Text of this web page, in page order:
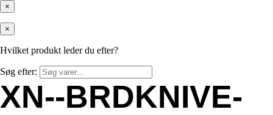
×
×
Hvilket produkt leder du efter?
Søg efter:
XN--BRDKNIVE-
BRDKNIVE-